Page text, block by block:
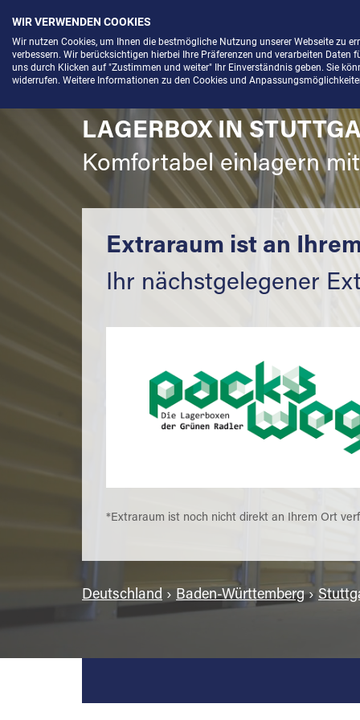
Menü
LAGERBOX IN
Komfortabel einlagern
Extraraum ist an
Ihr nächstgelegener
*Extraraum ist noch nicht direkt an Ihrem Ort
Deutschland › Baden-Württemberg›
WIR VERWENDEN COOKIES
Wir nutzen Cookies, um Ihnen die bestmögliche Nutzung unserer Webseite zu
verbessern. Wir berücksichtigen hierbei Ihre Präferenzen und verarbeiten
uns durch Klicken auf "Zustimmen und weiter" Ihr Einverständnis geben. Sie
widerrufen. Weitere Informationen zu den Cookies und